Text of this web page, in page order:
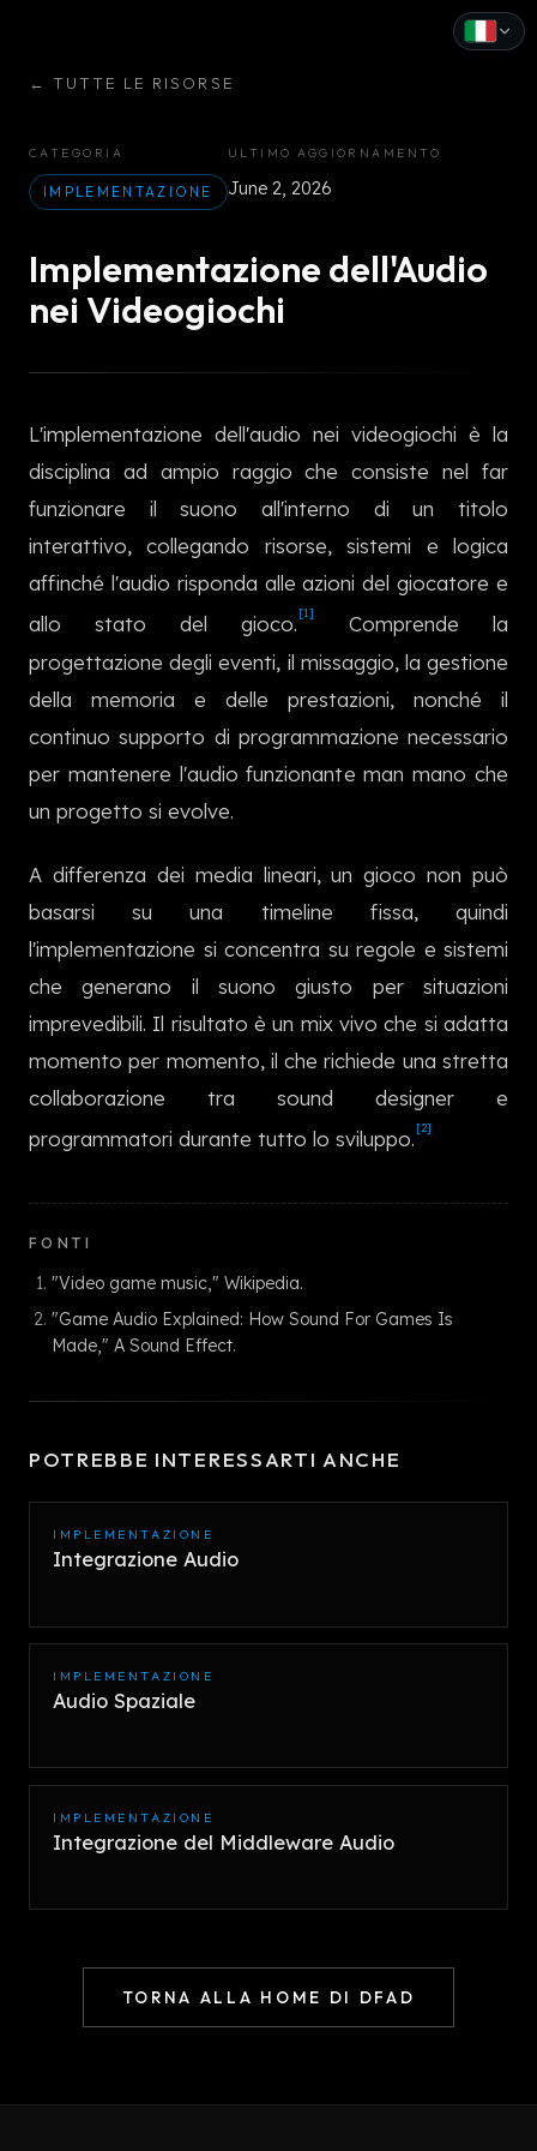
← TUTTE LE RISORSE
CATEGORIA
IMPLEMENTAZIONE
ULTIMO AGGIORNAMENTO
June 2, 2026
Implementazione dell'Audio
nei Videogiochi
L'implementazione dell'audio nei videogiochi è la
disciplina ad ampio raggio che consiste nel far
funzionare il suono all'interno di un titolo
interattivo, collegando risorse, sistemi e logica
affinché l'audio risponda alle azioni del giocatore e
allo stato del gioco. [1]
Comprende la
progettazione degli eventi, il missaggio, la gestione
della memoria e delle prestazioni, nonché il
continuo supporto di programmazione necessario
per mantenere l'audio funzionante man mano che
un progetto si evolve.
A differenza dei media lineari, un gioco non può
basarsi su una timeline fissa, quindi
l'implementazione si concentra su regole e sistemi
che generano il suono giusto per situazioni
imprevedibili. Il risultato è un mix vivo che si adatta
momento per momento, il che richiede una stretta
collaborazione tra sound designer e
programmatori durante tutto lo sviluppo. [2]
FONTI
"Video game music," Wikipedia.
"Game Audio Explained: How Sound For Games Is
Made," A Sound Effect.
POTREBBE INTERESSARTI ANCHE
IMPLEMENTAZIONE
Integrazione Audio
IMPLEMENTAZIONE
Audio Spaziale
IMPLEMENTAZIONE
Integrazione del Middleware Audio
TORNA ALLA HOME DI DFAD
日本語
한국어